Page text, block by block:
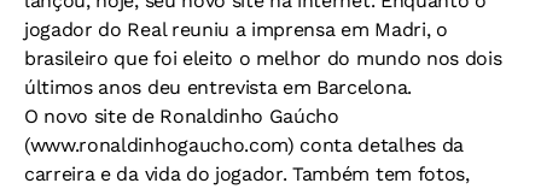
jogador do Real reuniu a imprensa em Madri, o
brasileiro que foi eleito o melhor do mundo nos dois
últimos anos deu entrevista em Barcelona.
O novo site de Ronaldinho Gaúcho
(www.ronaldinhogaucho.com) conta detalhes da
carreira e da vida do jogador. Também tem fotos,